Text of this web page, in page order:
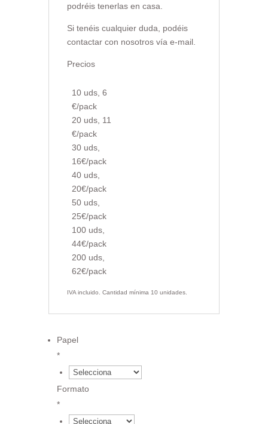
podréis tenerlas en casa.
Si tenéis cualquier duda, podéis
contactar con nosotros vía e-mail.
Precios
10 uds, 6
€/pack
20 uds, 11
€/pack
30 uds,
16€/pack
40 uds,
20€/pack
50 uds,
25€/pack
100 uds,
44€/pack
200 uds,
62€/pack
IVA incluido. Cantidad mínima 10 unidades.
Papel
*
Formato
*